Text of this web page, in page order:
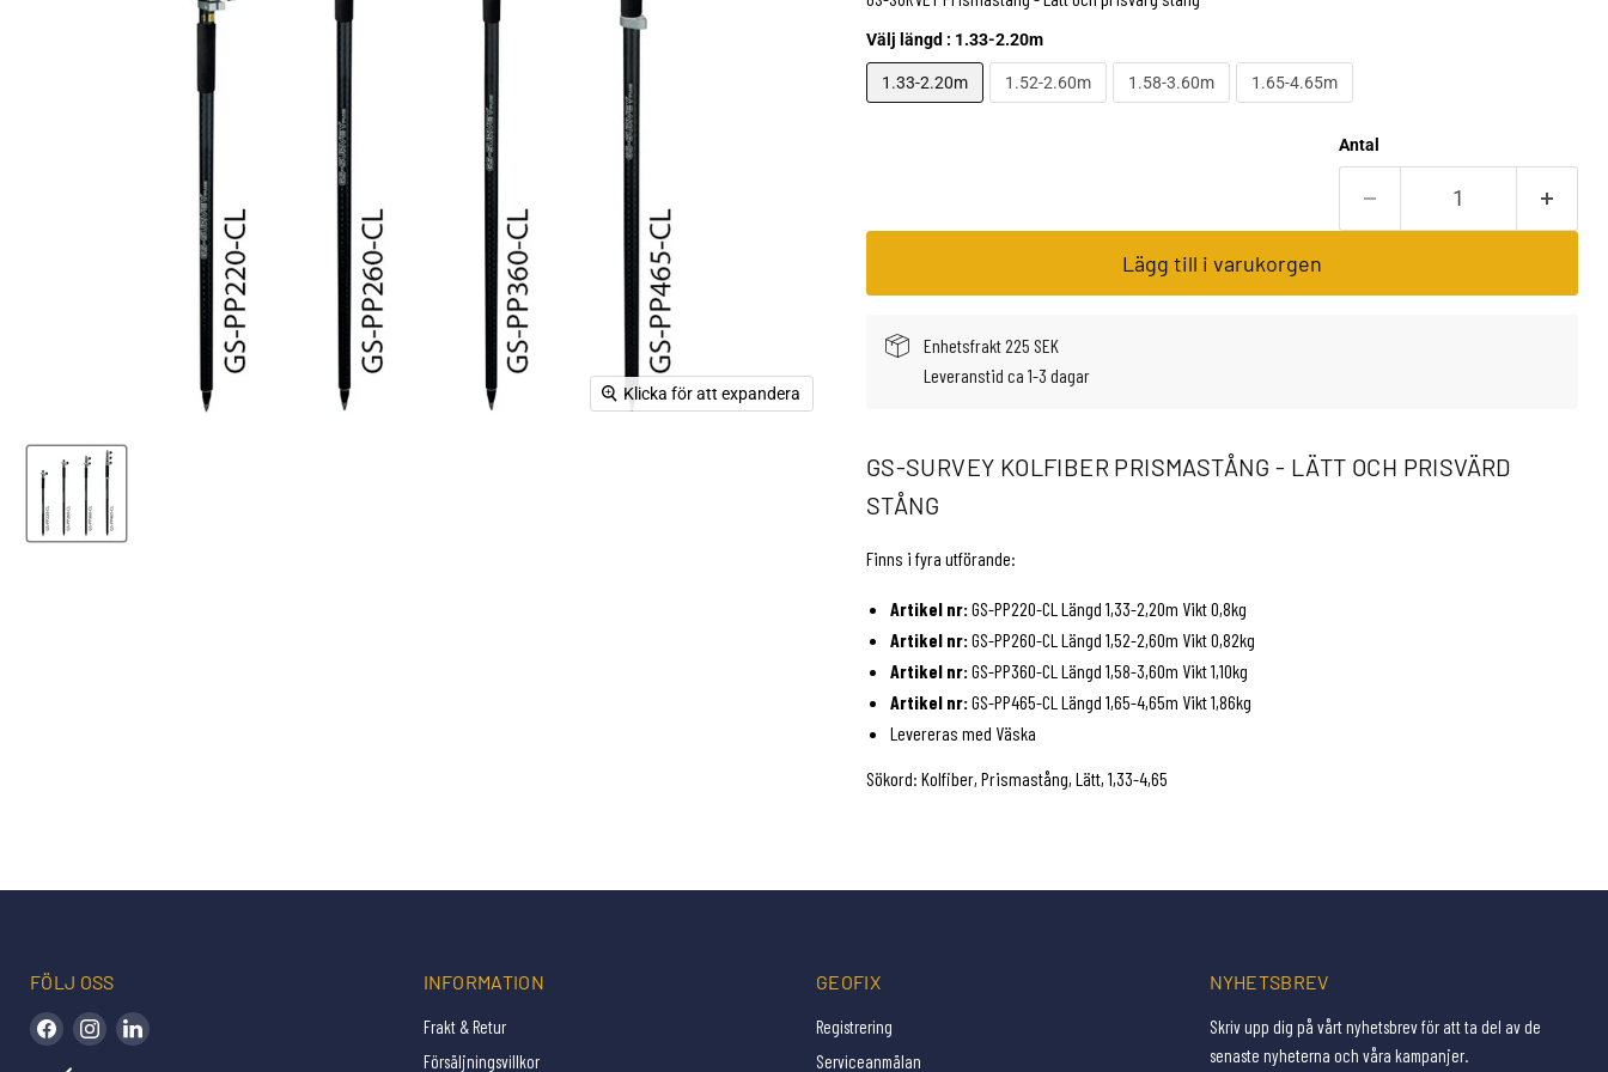
Klicka för att expandera
Välj längd : 1.33-2.20m
1.33-2.20m 1.52-2.60m 1.58-3.60m 1.65-4.65m
Antal
Lägg till i varukorgen
Enhetsfrakt 225 SEK
Leveranstid ca 1-3 dagar
GS-SURVEY KOLFIBER PRISMASTÅNG - LÄTT OCH PRISVÄRD
STÅNG
Finns i fyra utförande:
Artikel nr:GS-PP220-CL Längd 1,33-2,20m Vikt 0,8kg
Artikel nr:GS-PP260-CL Längd 1,52-2,60m Vikt 0,82kg
Artikel nr:GS-PP360-CL Längd 1,58-3,60m Vikt 1,10kg
Artikel nr:GS-PP465-CL Längd 1,65-4,65m Vikt 1,86kg
Levereras med Väska
Sökord: Kolfiber, Prismastång, Lätt, 1,33-4,65
FÖLJ OSS
Hitta oss på Facebook
Hitta oss på Instagram
INFORMATION
Frakt & Retur
Försäljningsvillkor
GEOFIX
Registrering
Serviceanmälan
NYHETSBREV
Skriv upp dig på vårt nyhetsbrev för att ta del av de
senaste nyheterna och våra kampanjer.